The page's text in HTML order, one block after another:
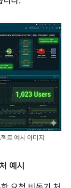
트 예시 이미지
예시